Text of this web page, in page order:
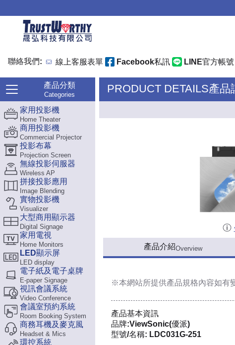
聯絡我們: 線上客服表單 Facebook私訊 LINE官方帳號
產品分類
Categories
家用投影機
Home Theater
商用投影機
Commercial Projector
投影布幕
Projection Screen
無線投影伺服器
Wireless AP
拼接投影應用
Image Blending
實物投影機
Visualizer
大型商用顯示器
Digital Signage
家用電視
Home Monitors
LED顯示屏
LED display
電子紙及電子桌牌
E-paper Signage
視訊會議系統
Video Conference
會議室預約系統
Room Booking System
商務耳機及麥克風
Headset & Mics
環控系統
PRODUCT DETAILS產品
產品介紹Overview
※本網站所提供產品規格內容如有
產品基本資訊
品牌:ViewSonic(優派)
型號/名稱: LDC031G-251